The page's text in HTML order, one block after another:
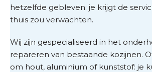
hetzelfde gebleven: je krijgt de
thuis zou verwachten.
Wij zijn gespecialiseerd in het
repareren van bestaande kozijnen.
om hout, aluminium of kunststof: je